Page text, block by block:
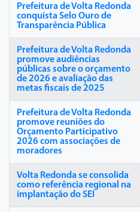
Prefeitura de Volta Redonda
conquista Selo Ouro de
Transparência Pública
Prefeitura de Volta Redonda
promove audiências
públicas sobre o orçamento
de 2026 e avaliação das
metas fiscais de 2025
Prefeitura de Volta Redonda
promove reuniões do
Orçamento Participativo
2026 com associações de
moradores
Volta Redonda se consolida
como referência regional na
implantação do SEI